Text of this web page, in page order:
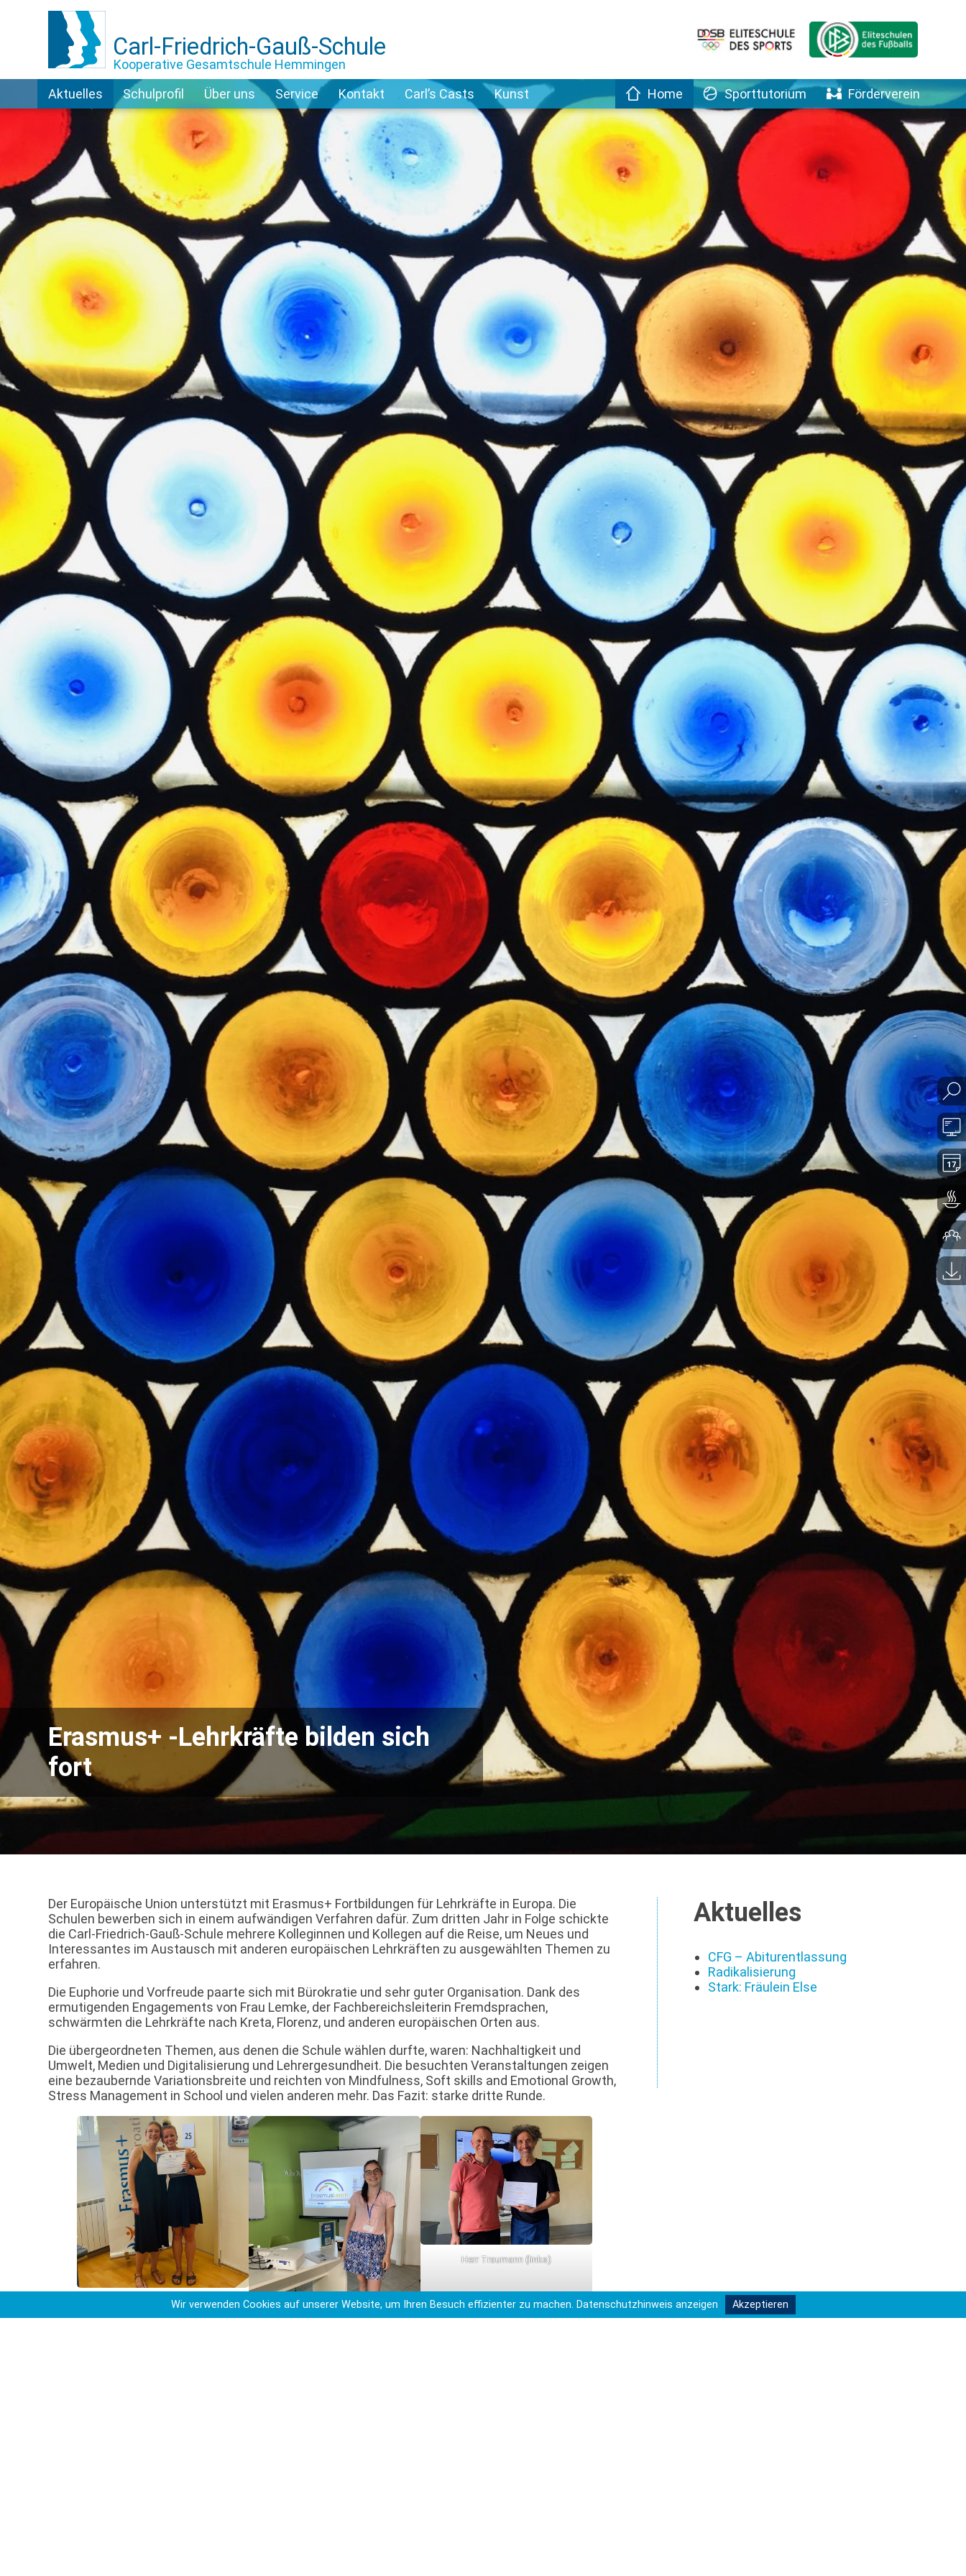
Carl-Friedrich-Gauß-Schule
Kooperative Gesamtschule Hemmingen
Home
Sporttutorium Förderverein
Aktuelles Schulprofil Über uns Service Kontakt Carl’s Casts Kunst
Erasmus+ -Lehrkräfte bilden sich
fort
Der Europäische Union unterstützt mit Erasmus+ Fortbildungen für Lehrkräfte in Europa. Die
Schulen bewerben sich in einem aufwändigen Verfahren dafür. Zum dritten Jahr in Folge schickte
die Carl-Friedrich-Gauß-Schule mehrere Kolleginnen und Kollegen auf die Reise, um Neues und
Interessantes im Austausch mit anderen europäischen Lehrkräften zu ausgewählten Themen zu
erfahren.
Die Euphorie und Vorfreude paarte sich mit Bürokratie und sehr guter Organisation. Dank des
ermutigenden Engagements von Frau Lemke, der Fachbereichsleiterin Fremdsprachen,
schwärmten die Lehrkräfte nach Kreta, Florenz, und anderen europäischen Orten aus.
Die übergeordneten Themen, aus denen die Schule wählen durfte, waren: Nachhaltigkeit und
Umwelt, Medien und Digitalisierung und Lehrergesundheit. Die besuchten Veranstaltungen zeigen
eine bezaubernde Variationsbreite und reichten von Mindfulness, Soft skills and Emotional Growth,
Stress Management in School und vielen anderen mehr. Das Fazit: starke dritte Runde.
Frau Lemke (rechts)
Herr Traumann (links)
Aktuelles
CFG – Abiturentlassung
Radikalisierung
Stark: Fräulein Else
Wir verwenden Cookies auf unserer Website, um Ihren Besuch effizienter zu machen. Datenschutzhinweis anzeigen Akzeptieren